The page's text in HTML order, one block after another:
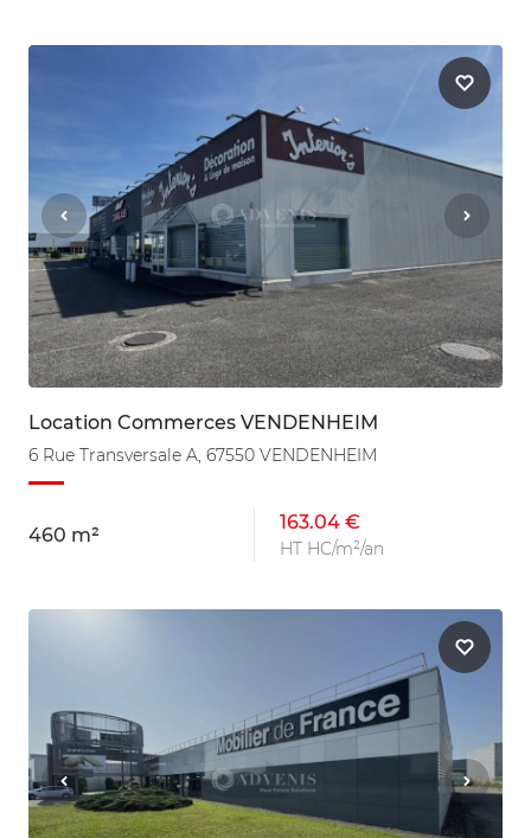
Location Commerces VENDENHEIM
6 Rue Transversale A, 67550 VENDENHEIM
460 m²
163.04 €
HT HC/m²/an